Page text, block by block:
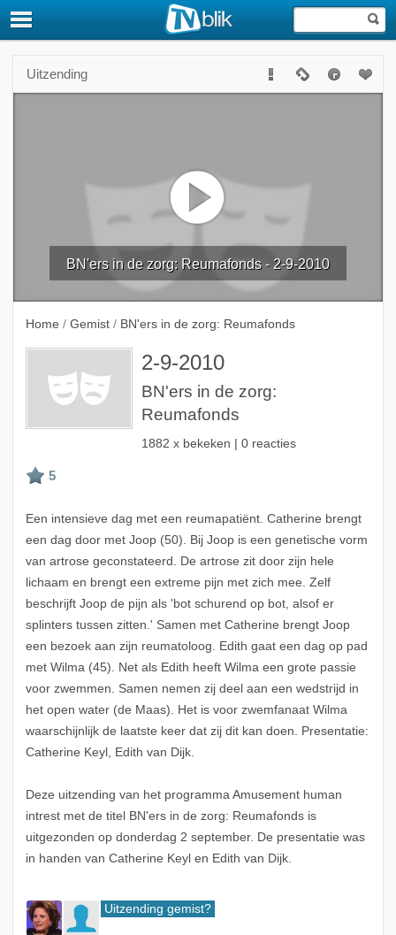
Uitzending
BN'ers in de zorg: Reumafonds - 2-9-2010
Home / Gemist / BN'ers in de zorg: Reumafonds
2-9-2010
BN'ers in de zorg:
Reumafonds
1882 x bekeken | 0 reacties
Een intensieve dag met een reumapatiënt. Catherine brengt
een dag door met Joop (50). Bij Joop is een genetische vorm
van artrose geconstateerd. De artrose zit door zijn hele
lichaam en brengt een extreme pijn met zich mee. Zelf
beschrijft Joop de pijn als 'bot schurend op bot, alsof er
splinters tussen zitten.' Samen met Catherine brengt Joop
een bezoek aan zijn reumatoloog. Edith gaat een dag op pad
met Wilma (45). Net als Edith heeft Wilma een grote passie
voor zwemmen. Samen nemen zij deel aan een wedstrijd in
het open water (de Maas). Het is voor zwemfanaat Wilma
waarschijnlijk de laatste keer dat zij dit kan doen. Presentatie:
Catherine Keyl, Edith van Dijk.
Deze uitzending van het programma Amusement human
intrest met de titel BN'ers in de zorg: Reumafonds is
uitgezonden op donderdag 2 september. De presentatie was
in handen van Catherine Keyl en Edith van Dijk.
Uitzending gemist?